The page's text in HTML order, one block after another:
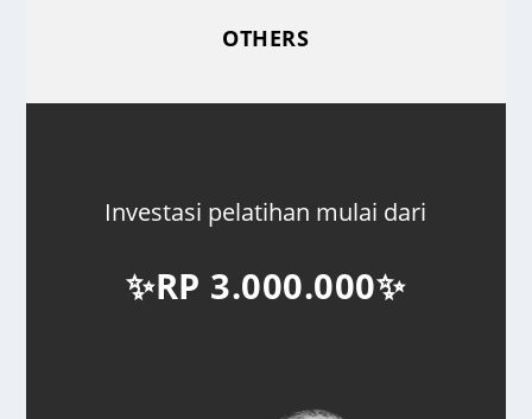
OTHERS
Investasi pelatihan mulai dari
✨RP 3.000.000✨